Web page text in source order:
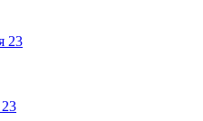
23
23